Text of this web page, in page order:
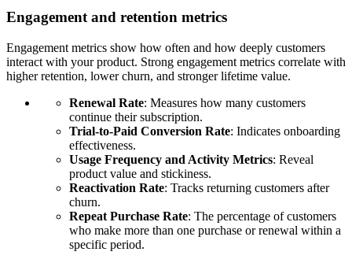
Engagement and retention metrics
Engagement metrics show how often and how deeply customers
interact with your product. Strong engagement metrics correlate with
higher retention, lower churn, and stronger lifetime value.
Renewal Rate: Measures how many customers
continue their subscription.
Trial-to-Paid Conversion Rate: Indicates onboarding
effectiveness.
Usage Frequency and Activity Metrics: Reveal
product value and stickiness.
Reactivation Rate: Tracks returning customers after
churn.
Repeat Purchase Rate: The percentage of customers
who make more than one purchase or renewal within a
specific period.